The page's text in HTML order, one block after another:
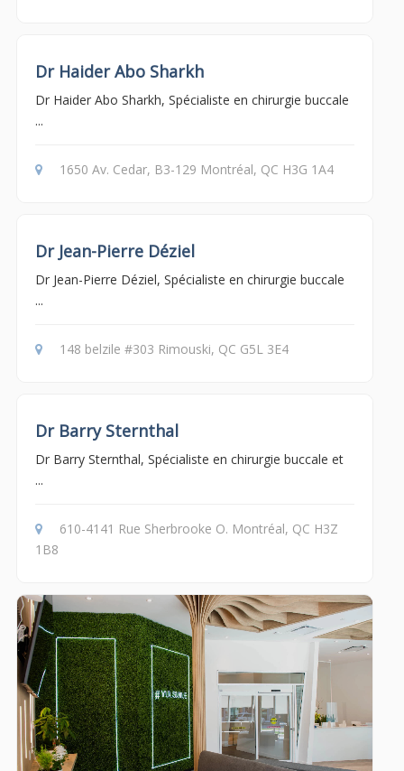
Dr Haider Abo Sharkh
Dr Haider Abo Sharkh, Spécialiste en chirurgie buccale
...
1650 Av. Cedar, B3-129 Montréal, QC H3G 1A4
Dr Jean-Pierre Déziel
Dr Jean-Pierre Déziel, Spécialiste en chirurgie buccale
...
148 belzile #303 Rimouski, QC G5L 3E4
Dr Barry Sternthal
Dr Barry Sternthal, Spécialiste en chirurgie buccale et
...
610-4141 Rue Sherbrooke O. Montréal, QC H3Z
1B8